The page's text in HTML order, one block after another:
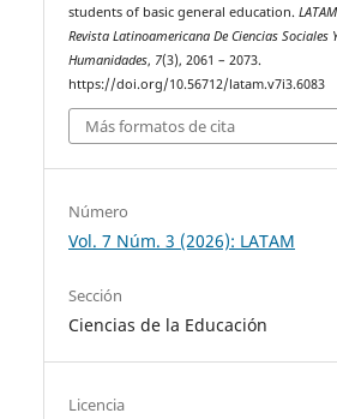
students of basic general education.LATAM
Revista Latinoamericana De Ciencias Sociales
Humanidades, 7(3), 2061 – 2073.
https://doi.org/10.56712/latam.v7i3.6083
Más formatos de cita
Número
Vol. 7 Núm. 3 (2026): LATAM
Sección
Ciencias de la Educación
Licencia